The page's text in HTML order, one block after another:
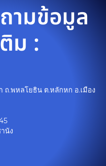
ามข้อมูล
ม :
ถ.พหลโยธิน ต.หลักหก อ.เมือง
นัง